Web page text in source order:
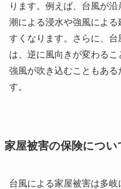
ります。例えば、台風が
潮による浸水や強風によ
すくなります。さらに、
は、逆に風向きが変わる
強風が吹き込むこともあ
す。
家屋被害の保険につい
台風による家屋被害は多岐